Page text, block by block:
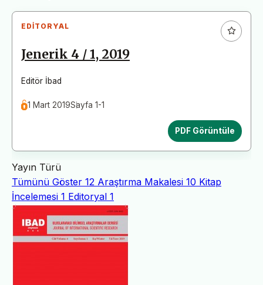
EDITORYAL
Jenerik 4 / 1, 2019
Editör İbad
1 Mart 2019Sayfa 1-1
PDF Görüntüle
Yayın Türü
Tümünü Göster 12 Araştırma Makalesi 10 Kitap
İncelemesi 1 Editoryal 1